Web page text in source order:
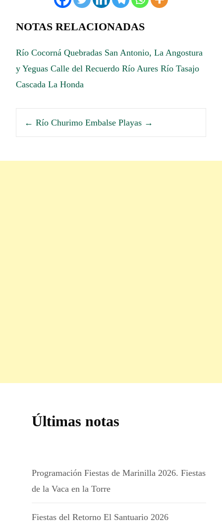
NOTAS RELACIONADAS
Río Cocorná Quebradas San Antonio, La Angostura
y Yeguas Calle del Recuerdo Río Aures Río Tasajo
Cascada La Honda
← Río Churimo Embalse Playas →
Últimas notas
Programación Fiestas de Marinilla 2026. Fiestas
de la Vaca en la Torre
Fiestas del Retorno El Santuario 2026